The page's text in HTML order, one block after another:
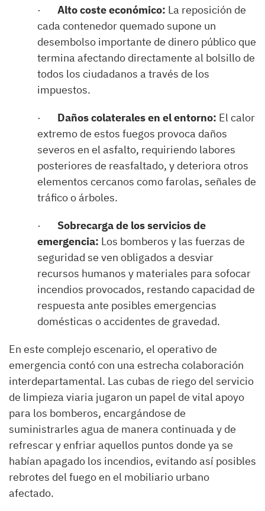
· Alto coste económico: La reposición de
cada contenedor quemado supone un
desembolso importante de dinero público que
termina afectando directamente al bolsillo de
todos los ciudadanos a través de los
impuestos.
· Daños colaterales en el entorno: El calor
extremo de estos fuegos provoca daños
severos en el asfalto, requiriendo labores
posteriores de reasfaltado, y deteriora otros
elementos cercanos como farolas, señales de
tráfico o árboles.
· Sobrecarga de los servicios de
emergencia: Los bomberos y las fuerzas de
seguridad se ven obligados a desviar
recursos humanos y materiales para sofocar
incendios provocados, restando capacidad de
respuesta ante posibles emergencias
domésticas o accidentes de gravedad.
En este complejo escenario, el operativo de
emergencia contó con una estrecha colaboración
interdepartamental. Las cubas de riego del servicio
de limpieza viaria jugaron un papel de vital apoyo
para los bomberos, encargándose de
suministrarles agua de manera continuada y de
refrescar y enfriar aquellos puntos donde ya se
habían apagado los incendios, evitando así posibles
rebrotes del fuego en el mobiliario urbano
afectado.